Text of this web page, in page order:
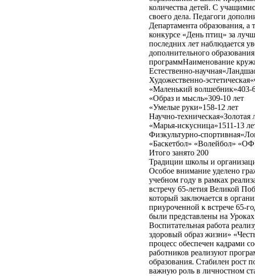
количества детей. С
своего дела. Педагоги
Департамента образования, а
конкурсе «День птиц» за
последних лет наблюдается
дополнительного
программНаименование
Естественно-
Художественно-
«Маленький волшебник»403-
«Образ и мысль»309-10 лет
«Умелые руки»158-12 лет
Научно-техническая«Золотая
«Марья-искусница»1511-13
Физкультурно-
«Баскетбол» «Волейбол»
Итого занято 200
Традиции школы и
Особое внимание уделено
учебном году в рамках
встречу 65-летия Великой
который заключается в
приуроченной к встрече 65-
были представлены на
Воспитательная работа
здоровый образ жизни»
процесс обеспечен кадрами
работников реализуют
образования. Стабилен рост
важную роль в личностном